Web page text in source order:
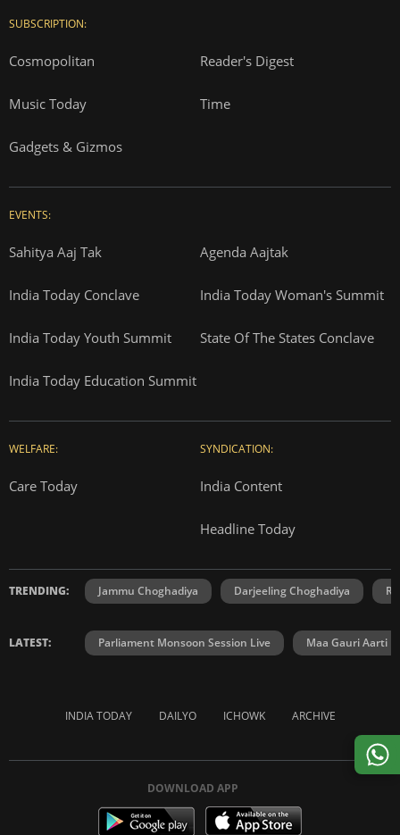
SUBSCRIPTION:
Cosmopolitan Reader's Digest
Music Today Time
Gadgets & Gizmos
EVENTS:
Sahitya Aaj Tak Agenda Aajtak
India Today Conclave India Today Woman's Summit
India Today Youth Summit State Of The States Conclave
India Today Education Summit
WELFARE:
Care Today
SYNDICATION:
India Content
Headline Today
TRENDING: Jammu Choghadiya Darjeeling Choghadiya
LATEST: Parliament Monsoon Session Live Maa Gauri Aarti
INDIA TODAY DAILYO ICHOWK ARCHIVE
DOWNLOAD APP